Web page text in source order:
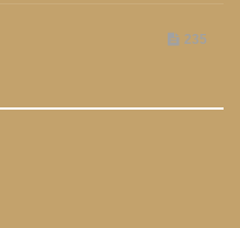
235